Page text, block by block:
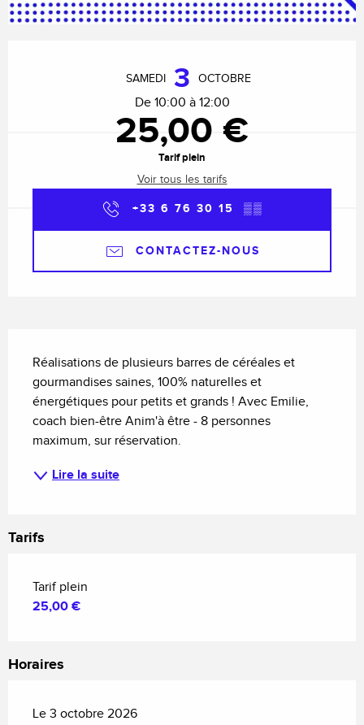
SAMEDI 3 OCTOBRE
De 10:00 à 12:00
25,00 €
Tarif plein
Voir tous les tarifs
+33 6 76 30 15 ▒▒
CONTACTEZ-NOUS
Réalisations de plusieurs barres de céréales et
gourmandises saines, 100% naturelles et
énergétiques pour petits et grands ! Avec Emilie,
coach bien-être Anim'à être - 8 personnes
maximum, sur réservation.
Lire la suite
Tarifs
Tarif plein
25,00 €
Horaires
Le 3 octobre 2026